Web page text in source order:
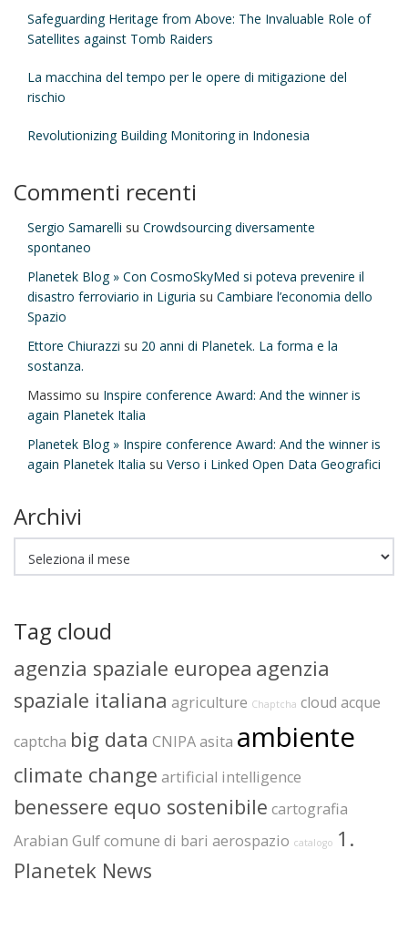
Safeguarding Heritage from Above: The Invaluable Role of
Satellites against Tomb Raiders
La macchina del tempo per le opere di mitigazione del
rischio
Revolutionizing Building Monitoring in Indonesia
Commenti recenti
Sergio Samarelli su Crowdsourcing diversamente
spontaneo
Planetek Blog » Con CosmoSkyMed si poteva prevenire il
disastro ferroviario in Liguria su Cambiare l’economia dello
Spazio
Ettore Chiurazzi su 20 anni di Planetek. La forma e la
sostanza.
Massimo su Inspire conference Award: And the winner is
again Planetek Italia
Planetek Blog » Inspire conference Award: And the winner is
again Planetek Italia su Verso i Linked Open Data Geografici
Archivi
Tag cloud
agenzia spaziale europea agenzia
spaziale italiana agriculture Chaptcha cloud acque
captcha big data CNIPAasita ambiente
climate change artificial intelligence
benessere equo sostenibile cartografia
Arabian Gulfcomune di bari aerospazio catalogo 1.
Planetek News